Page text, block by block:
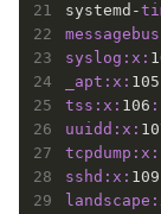
systemd-
syslog: x:
_apt: x: 105
tss: x: 106 :
uuidd: x:
tcpdump: x:
sshd: x: 109
landscape: